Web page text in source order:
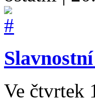
Ve čtvrtek